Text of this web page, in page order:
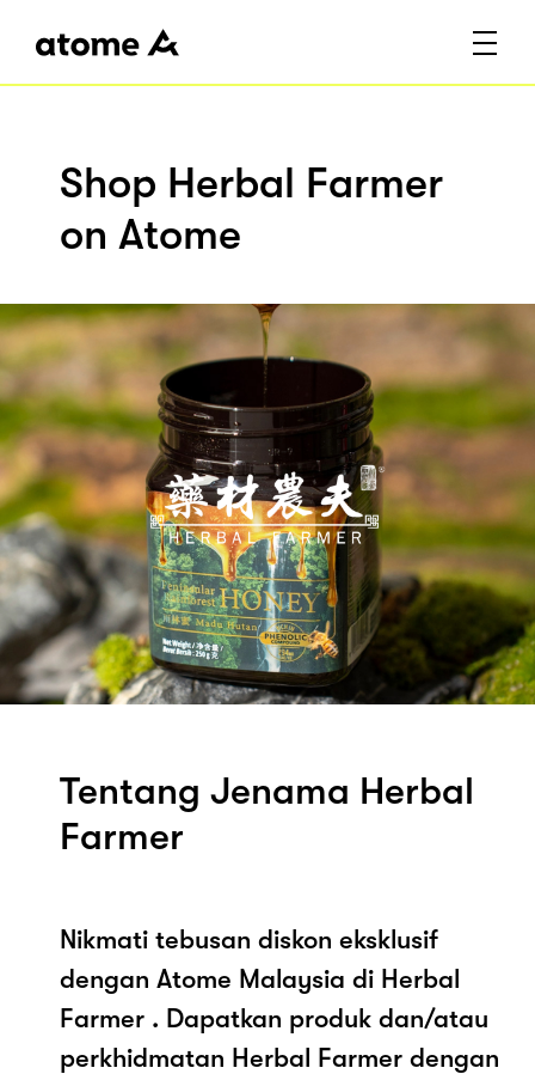
Shop Herbal Farmer
on Atome
Tentang Jenama Herbal
Farmer
Nikmati tebusan diskon eksklusif
dengan Atome Malaysia di Herbal
Farmer . Dapatkan produk dan/atau
perkhidmatan Herbal Farmer dengan